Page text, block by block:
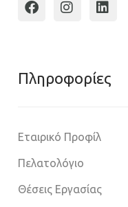
Πληροφoρίες
Εταιρικό Προφίλ
Πελατολόγιο
Θέσεις Εργασίας